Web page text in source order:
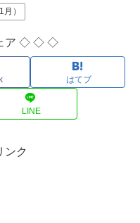
）
ア ◇ ◇ ◇
はてブ
LINE
ンク